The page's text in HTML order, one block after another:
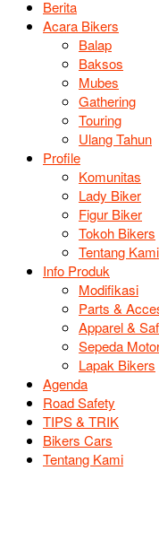
Berita
Acara Bikers
Balap
Baksos
Mubes
Gathering
Touring
Ulang Tahun
Profile
Komunitas
Lady Biker
Figur Biker
Tokoh Bikers
Tentang Kami
Info Produk
Modifikasi
Parts &
Apparel &
Sepeda
Lapak Bikers
Agenda
Road Safety
TIPS & TRIK
Bikers Cars
Tentang Kami